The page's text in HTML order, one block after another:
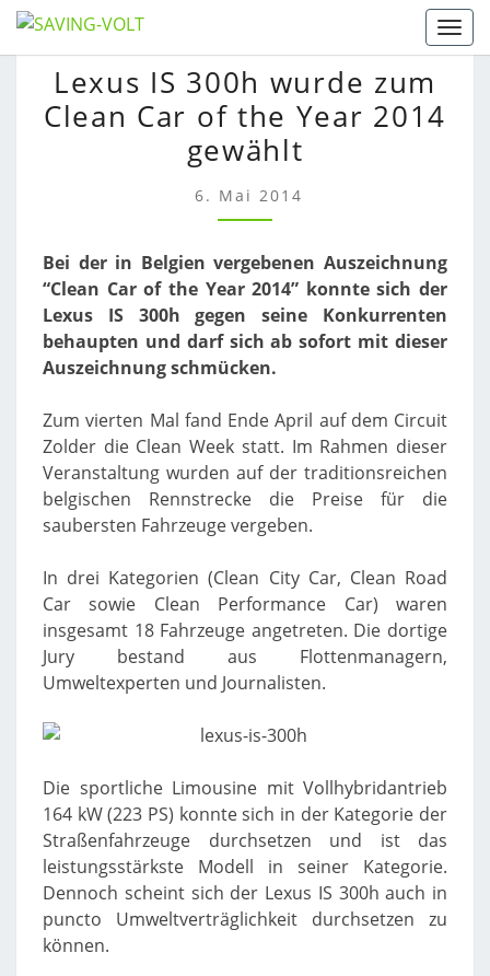
Skip
to
LEXUS
IS
300H
WURDE
ZUM
CLEAN
CAR
THE
YEAR
2014
GEWÄHLT
Lexus IS 300h wurde zum
Clean Car of the Year 2014
gewählt
6. Mai 2014
Bei der in Belgien vergebenen Auszeichnung
“Clean Car of the Year 2014” konnte sich der
Lexus IS 300h gegen seine Konkurrenten
behaupten und darf sich ab sofort mit dieser
Auszeichnung schmücken.
Zum vierten Mal fand Ende April auf dem Circuit
Zolder die Clean Week statt. Im Rahmen dieser
Veranstaltung wurden auf der traditionsreichen
belgischen Rennstrecke die Preise für die
saubersten Fahrzeuge vergeben.
In drei Kategorien (Clean City Car, Clean Road
Car sowie Clean Performance Car) waren
insgesamt 18 Fahrzeuge angetreten. Die dortige
Jury bestand aus Flottenmanagern,
Umweltexperten und Journalisten.
Die sportliche Limousine mit Vollhybridantrieb
164 kW (223 PS) konnte sich in der Kategorie der
Straßenfahrzeuge durchsetzen und ist das
leistungsstärkste Modell in seiner Kategorie.
Dennoch scheint sich der Lexus IS 300h auch in
puncto Umweltverträglichkeit durchsetzen zu
können.